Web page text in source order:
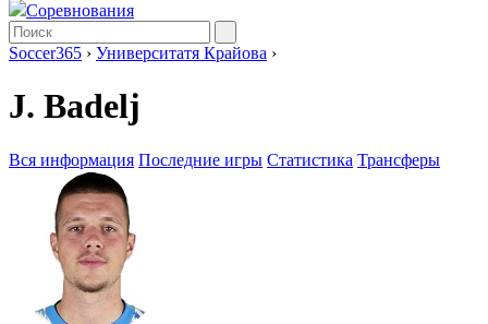
Соревнования
Soccer365 › Университатя Крайова ›
J. Badelj
Вся информация Последние игры Статистика Трансферы